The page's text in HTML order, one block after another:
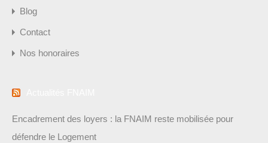
Blog
Contact
Nos honoraires
Encadrement des loyers : la FNAIM reste mobilisée pour
défendre le Logement